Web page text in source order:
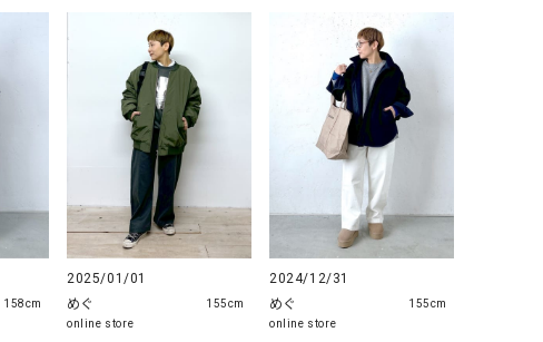
Deck（ディック） SUN VALLEY（サンバレー）
EVOL（イーボル）
SCOTCH&SODA（スコッチ
ダ）
Emma Taylor（エマテイラー） SUGAR ROSE（シュガーロ
FLAVOR TEE（フレーバーティー） squady by graphite（スカ
GO TO HOLLYWOOD（ゴートゥーハリウ
ッド）
THIRTY（サーティ）
G-STAR RAW（ジースターロウ）
GOOD SPEED（グッドスピード） un cinq（アンサンク）
158cm
2025/01/01
めぐ
online store
155cm
2024/12/31
めぐ
online store
155cm